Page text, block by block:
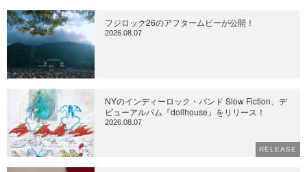
フジロック26のアフタームビーが公開！
2026.08.07
NYのインディーロック・バンド Slow Fiction、デ
ビューアルバム『dollhouse』をリリース！
2026.08.07
RELEASE